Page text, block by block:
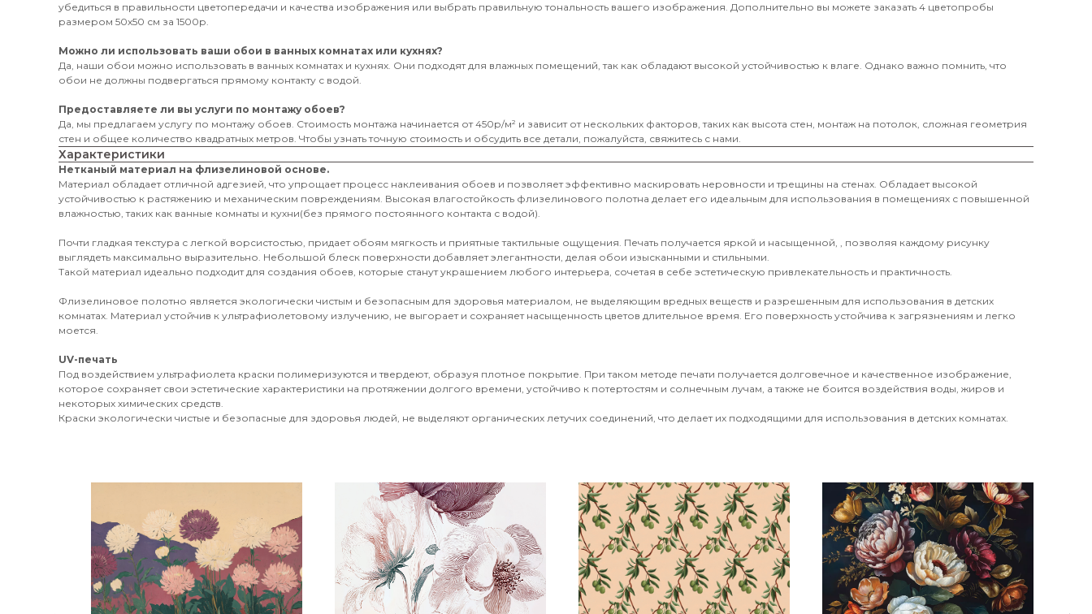
убедиться в правильности цветопередачи и качества изображения или выбрать правильную тональность вашего изображения. Дополнительно вы можете заказать 4 цветопробы
размером 50х50 см за 1500р.
Можно ли использовать ваши обои в ванных комнатах или кухнях?
Да, наши обои можно использовать в ванных комнатах и кухнях. Они подходят для влажных помещений, так как обладают высокой устойчивостью к влаге. Однако важно помнить, что
обои не должны подвергаться прямому контакту с водой.
Предоставляете ли вы услуги по монтажу обоев?
Да, мы предлагаем услугу по монтажу обоев. Стоимость монтажа начинается от 450р/м² и зависит от нескольких факторов, таких как высота стен, монтаж на потолок, сложная геометрия
стен и общее количество квадратных метров. Чтобы узнать точную стоимость и обсудить все детали, пожалуйста, свяжитесь с нами.
Характеристики
Нетканый материал на флизелиновой основе.
Материал обладает отличной адгезией, что упрощает процесс наклеивания обоев и позволяет эффективно маскировать неровности и трещины на стенах. Обладает высокой
устойчивостью к растяжению и механическим повреждениям. Высокая влагостойкость флизелинового полотна делает его идеальным для использования в помещениях с повышенной
влажностью, таких как ванные комнаты и кухни(без прямого постоянного контакта с водой).
Почти гладкая текстура с легкой ворсистостью, придает обоям мягкость и приятные тактильные ощущения. Печать получается яркой и насыщенной, , позволяя каждому рисунку
выглядеть максимально выразительно. Небольшой блеск поверхности добавляет элегантности, делая обои изысканными и стильными.
Такой материал идеально подходит для создания обоев, которые станут украшением любого интерьера, сочетая в себе эстетическую привлекательность и практичность.
Флизелиновое полотно является экологически чистым и безопасным для здоровья материалом, не выделяющим вредных веществ и разрешенным для использования в детских
комнатах. Материал устойчив к ультрафиолетовому излучению, не выгорает и сохраняет насыщенность цветов длительное время. Его поверхность устойчива к загрязнениям и легко
моется.
UV-печать
Под воздействием ультрафиолета краски полимеризуются и твердеют, образуя плотное покрытие. При таком методе печати получается долговечное и качественное изображение,
которое сохраняет свои эстетические характеристики на протяжении долгого времени, устойчиво к потертостям и солнечным лучам, а также не боится воздействия воды, жиров и
некоторых химических средств.
Краски экологически чистые и безопасные для здоровья людей, не выделяют органических летучих соединений, что делает их подходящими для использования в детских комнатах.